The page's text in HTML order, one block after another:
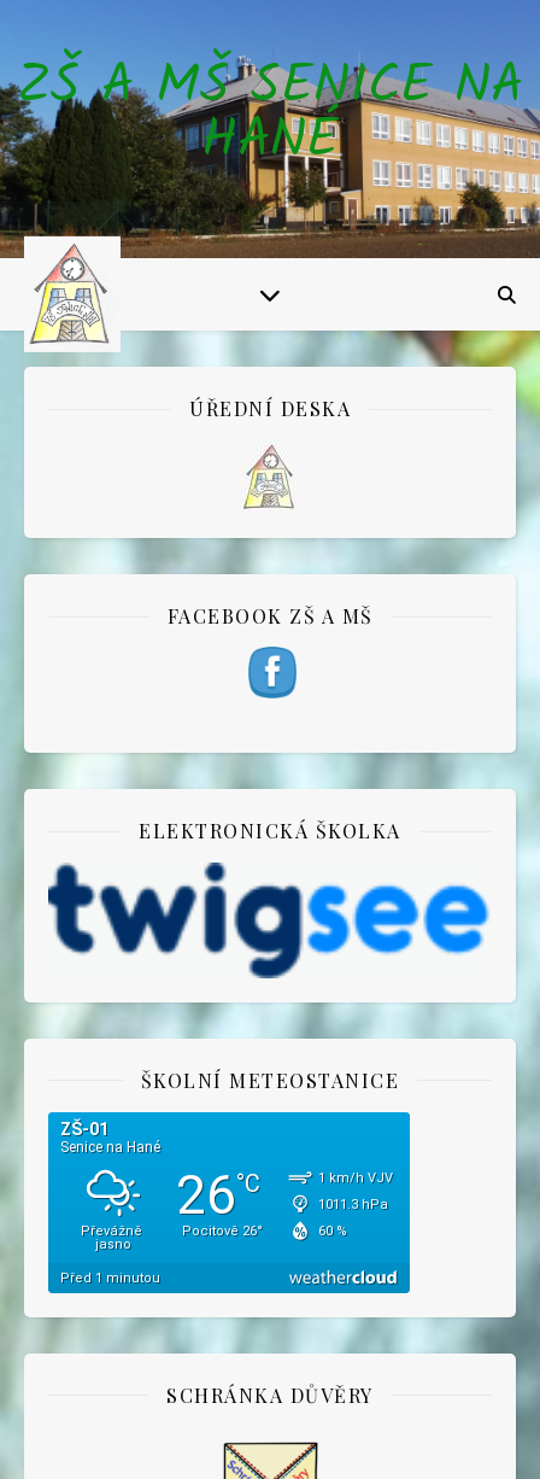
ZŠ A MŠ SENICE NA
HANÉ
ÚŘEDNÍ DESKA
FACEBOOK ZŠ A MŠ
ELEKTRONICKÁ ŠKOLKA
ŠKOLNÍ METEOSTANICE
SCHRÁNKA DŮVĚRY